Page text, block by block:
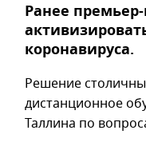
Ранее
коронавируса.
Решение
дистанционное
Таллина по